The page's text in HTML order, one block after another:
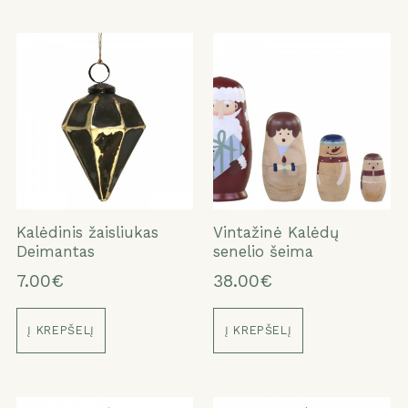
Kalėdinis žaisliukas
Deimantas
7.00€
Į KREPŠELĮ
Vintažinė Kalėdų
senelio šeima
38.00€
Į KREPŠELĮ